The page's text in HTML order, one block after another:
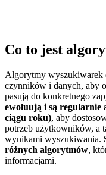
Co to jest
Algorytmy wyszukiwarek
czynników i danych, aby
pasują do konkretnego
ewoluują i są regularnie
ciągu roku), aby
potrzeb użytkowników, a
wynikami wyszukiwania.
różnych algorytmów,
informacjami.